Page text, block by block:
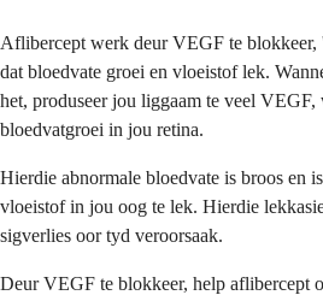
Aflibercept werk deur VEGF te blokkeer,
dat bloedvate groei en vloeistof lek.
het, produseer jou liggaam te veel VEGF,
bloedvatgroei in jou retina.
Hierdie abnormale bloedvate is broos en
vloeistof in jou oog te lek. Hierdie
sigverlies oor tyd veroorsaak.
Deur VEGF te blokkeer, help aflibercept